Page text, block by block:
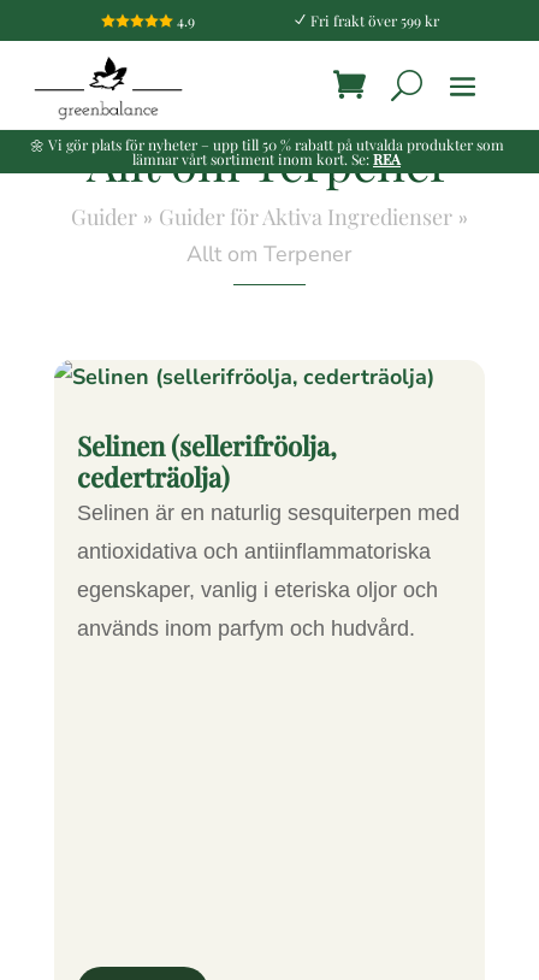
4.9 N Fri frakt över 599 kr
🌼 Vi gör plats för nyheter – upp till 50 % rabatt på utvalda produkter som
lämnar vårt sortiment inom kort. Se:REA
Allt om Terpener
Guider» Guider för Aktiva Ingredienser»
Allt om Terpener
Selinen (sellerifröolja,
cederträolja)
Selinen är en naturlig sesquiterpen med
antioxidativa och antiinflammatoriska
egenskaper, vanlig i eteriska oljor och
används inom parfym och hudvård.